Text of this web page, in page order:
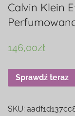
Calvin Klein
146,00zł
Sprawdź teraz
SKU: